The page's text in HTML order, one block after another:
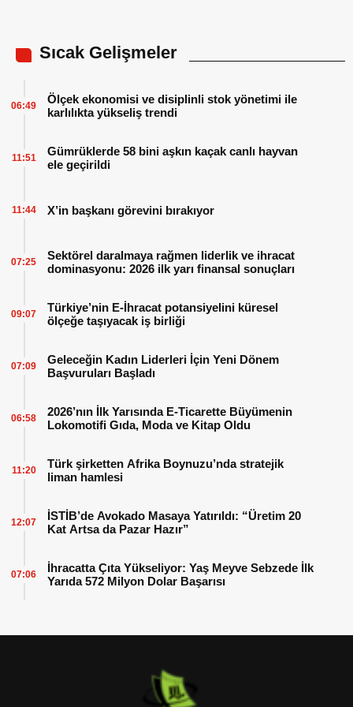
Sıcak Gelişmeler
Ölçek ekonomisi ve disiplinli stok yönetimi ile
karlılıkta yükseliş trendi
06:49
Gümrüklerde 58 bini aşkın kaçak canlı hayvan
ele geçirildi
11:51
X’in başkanı görevini bırakıyor
11:44
Sektörel daralmaya rağmen liderlik ve ihracat
dominasyonu: 2026 ilk yarı finansal sonuçları
07:25
Türkiye’nin E-İhracat potansiyelini küresel
ölçeğe taşıyacak iş birliği
09:07
Geleceğin Kadın Liderleri İçin Yeni Dönem
Başvuruları Başladı
07:09
2026’nın İlk Yarısında E-Ticarette Büyümenin
Lokomotifi Gıda, Moda ve Kitap Oldu
06:58
Türk şirketten Afrika Boynuzu’nda stratejik
liman hamlesi
11:20
İSTİB’de Avokado Masaya Yatırıldı: “Üretim 20
Kat Artsa da Pazar Hazır”
12:07
İhracatta Çıta Yükseliyor: Yaş Meyve Sebzede İlk
Yarıda 572 Milyon Dolar Başarısı
07:06